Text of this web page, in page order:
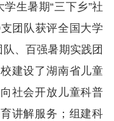
生暑期“三下乡”社
团队获评全国大学
、百强暑期实践团
建设了湖南省儿童
社会开放儿童科普
讲解服务；组建科